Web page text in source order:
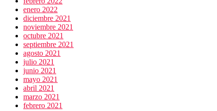
enero 2022
diciembre 2021
noviembre 2021
octubre 2021
septiembre 2021
agosto 2021
julio 2021
junio 2021
mayo 2021
abril 2021
marzo 2021
febrero 2021